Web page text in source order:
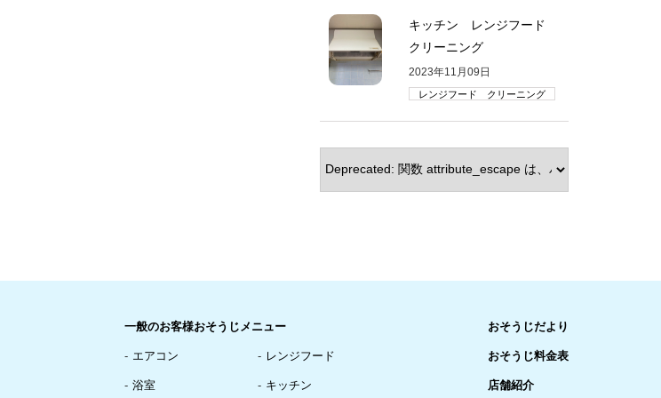
キッチン レンジフード
クリーニング
2023年11月09日
レンジフード クリーニング
一般のお客様おそうじメニュー
エアコン レンジフード
浴室 キッチン
おそうじだより
おそうじ料金表
店舗紹介